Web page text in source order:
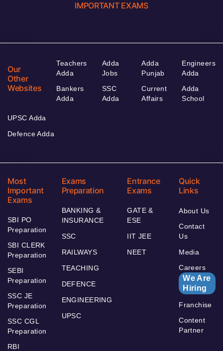
IMPORTANT EXAMS
Our
Other
Websites
Teachers
Adda
Bankers
Adda
Adda
Jobs
SSC
Adda
Adda
Punjab
Current
Affairs
Engineers
Adda
Adda
School
UPSC Adda
Defence Adda
Most
Important
Exams
SBI PO
Preparation
SBI CLERK
Preparation
SEBI
Preparation
SSC JE
Preparation
SSC CGL
Preparation
RBI
Exams
Preparation
BANKING &
INSURANCE
SSC
RAILWAYS
TEACHING
DEFENCE
ENGINEERING
UPSC
Entrance
Exams
GATE &
ESE
IIT JEE
NEET
Quick
Links
About Us
Contact
Us
Media
Careers
We Are
Hiring
Franchise
Content
Partner